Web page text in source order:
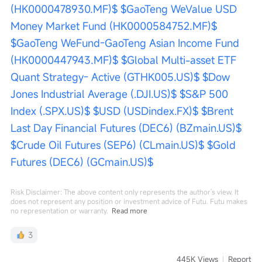
(HK0000478930.MF)$ $GaoTeng WeValue USD
Money Market Fund (HK0000584752.MF)$
$GaoTeng WeFund-GaoTeng Asian Income Fund
(HK0000447943.MF)$ $Global Multi-asset ETF
Quant Strategy- Active (GTHK005.US)$ $Dow
Jones Industrial Average (.DJI.US)$ $S&P 500
Index (.SPX.US)$ $USD (USDindex.FX)$ $Brent
Last Day Financial Futures (DEC6) (BZmain.US)$
$Crude Oil Futures (SEP6) (CLmain.US)$ $Gold
Futures (DEC6) (GCmain.US)$
Risk Disclaimer: The above content only represents the author's view. It
does not represent any position or investment advice of Futu. Futu makes
no representation or warranty. Read more
3
445K Views Report